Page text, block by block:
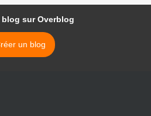
blog sur Overblog
un blog